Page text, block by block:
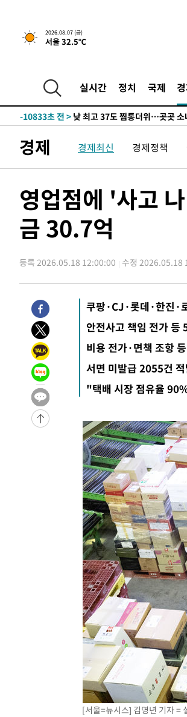
2026.08.07 (금)
서울 32.5℃
실시간 정치 국제
실천"
-21367초 전 >이란, "오만과 '중앙 단일 루트'
운드는 임시"
-12862초 전 >
[단독]중수청 지원 검사들, 정
-10833초 전 >낮 최고 37도 찜통더위…곳곳
-9139초 전 > SK하이닉스, 용인·청주 팹에 54
-5995초 전 >
-5248초 전 >
외국인 심판 성 접대 7경기 들여
-4982초 전 >[속보]코스닥, 2.86포인트
-4935초 전 >[속보]코스피, 6200선 약보합
-4915초 전 >[속보]원·달러 환율, 7.7원 내린
-4804초 전 >[속보] 노원서 40.1도 관측…서울,
-1894초 전 >[속보]종합특검, '계엄 수용공간
외신들도 주목한 韓축구 파문…"국
-29852초 전 > 이강인, 폭염 속 AT마드리드
-26991초 전 >
미 사업체 일자리, 7월에 2.3만
하향수정 (2보)
-26439초 전 >
[속보] 미 사업체, 일자리 7월에
-22302초 전 >
실천"
-21387초 전 >
이란, "오만과 '중앙 단일 루트'
운드는 임시"
-12955초 전 >
"낮 기온 소폭 하락"…수도권 폭
-12919초 전 >
선포
-12882초 전 >
[단독]중수청 지원 검사들, 정
낮 최고 37도 찜통더위…곳곳
SK하이닉스, 용인·청주 팹에
여자배구 이재영·이다영 자매,
외국인 심판 성 접대 7경기 들여
[속보]코스닥, 2.86포인트
[속보]코스피, 6200선 약보합
[속보]원·달러 환율, 7.7원 내린
[속보] 노원서 40.1도 관측…서
[속보]종합특검, '계엄 수용공간
외신들도 주목한 韓축구 파문…"
11시간 압수수색에 성접대 파문
[속보]규제합리화위원회 부위원장에
경제 경제최신 경제정책
영업점에 '사고
금 30.7억
등록 2026.05.18 12:00:00 수정 2026.05.18
쿠팡·CJ·롯데·한진·
안전사고 책임 전가 등
비용 전가·면책 조항
서면 미발급 2055건
"택배 시장 점유율
[서울=뉴시스] 김명년 기자 =